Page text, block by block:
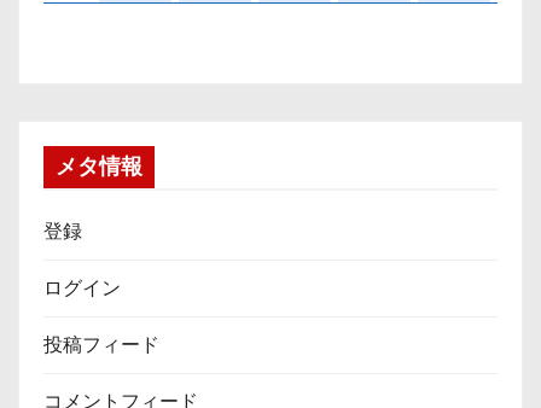
メタ情報
登録
ログイン
投稿フィード
コメントフィード